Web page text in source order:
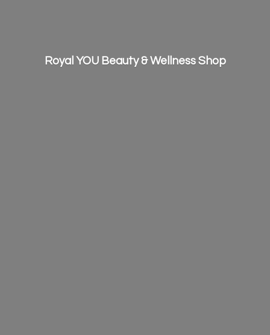
Royal YOU Beauty &Wellness Shop